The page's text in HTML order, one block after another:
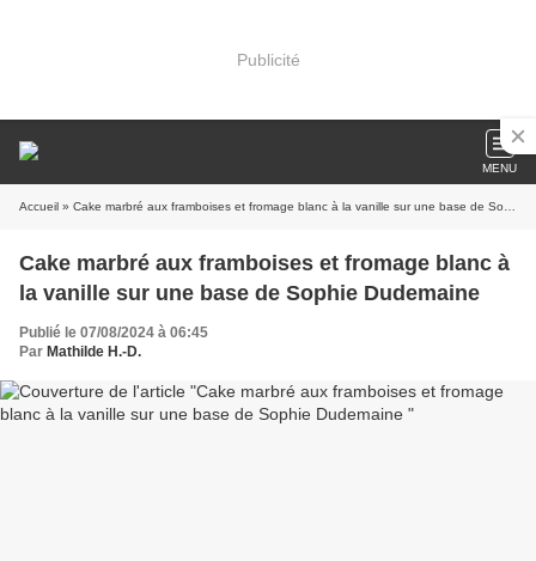
Publicité
MENU
Accueil » Cake marbré aux framboises et fromage blanc à la vanille sur une base de Sophie Dudemaine
Cake marbré aux framboises et fromage blanc à
la vanille sur une base de Sophie Dudemaine
Publié le 07/08/2024 à 06:45
Par Mathilde H.-D.